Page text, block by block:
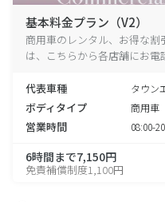
基本料金プラン（V2）
商用車のレンタル、お得な
は、こちらから各店舗にお電
代表車種 タウン
ボディタイプ 商用車
営業時間 08:00-
6時間まで7,150円
免責補償制度1,100円